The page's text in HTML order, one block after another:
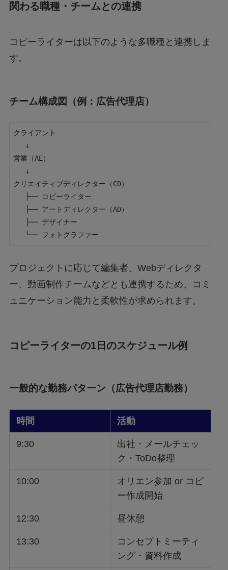
関わる職種・チームとの連携
コピーライターは以下のような多職種と連携しま
す。
チーム構成図（例：広告代理店）
クライアント
営業（AE）
クリエイティブディレクター（CD）
プロジェクトに応じて編集者、Webディレクタ
ー、動画制作チームなどとも連携するため、コミ
ュニケーション能力と柔軟性が求められます。
コピーライターの1日のスケジュール例
一般的な勤務パターン（広告代理店勤務）
時間 活動
9:30
出社・メールチェッ
ク・ToDo整理
10:00
オリエン参加 or コピ
ー作成開始
12:30 昼休憩
13:30
コンセプトミーティ
ング・資料作成